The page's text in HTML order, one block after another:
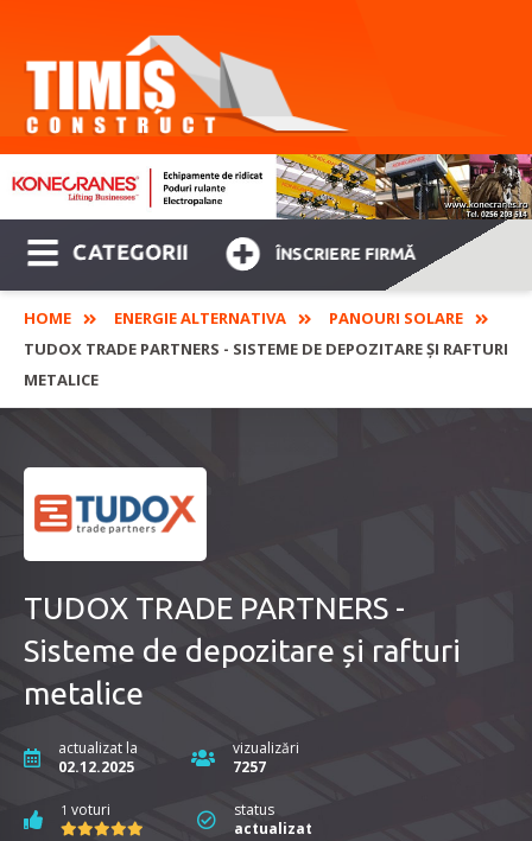
CATEGORII ÎNSCRIERE FIRMĂ
HOME ENERGIE ALTERNATIVA
PANOURI SOLARE
TUDOX TRADE PARTNERS - SISTEME DE DEPOZITARE ȘI RAFTURI
METALICE
TUDOX TRADE PARTNERS -
Sisteme de depozitare și rafturi
metalice
actualizat la
02.12.2025
vizualizări
7257
1 voturi
status
actualizat